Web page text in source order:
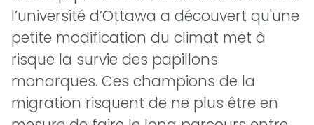
l’université d’Ottawa a découvert qu'une
petite modification du climat met à
risque la survie des papillons
monarques. Ces champions de la
migration risquent de ne plus être en